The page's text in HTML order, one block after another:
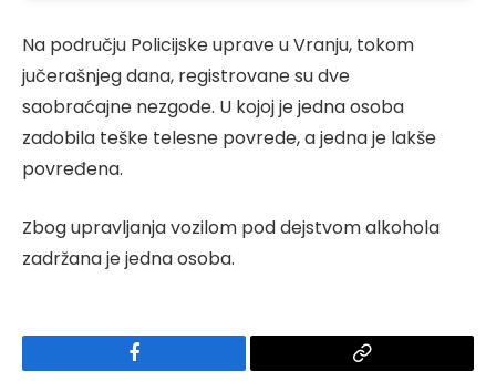
Na području Policijske uprave u Vranju, tokom
jučerašnjeg dana, registrovane su dve
saobraćajne nezgode. U kojoj je jedna osoba
zadobila teške telesne povrede, a jedna je lakše
povređena.
Zbog upravljanja vozilom pod dejstvom alkohola
zadržana je jedna osoba.
Facebook
Copy